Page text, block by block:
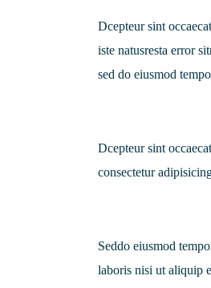
Dcepteur sint
iste natusresta error
sed do eiusmod
Dcepteur sint
consectetur
Seddo eiusmod
laboris nisi ut aliquip